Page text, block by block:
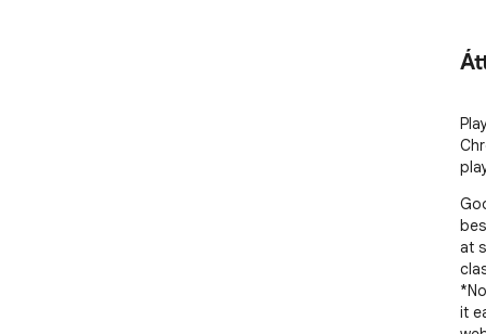
at
it